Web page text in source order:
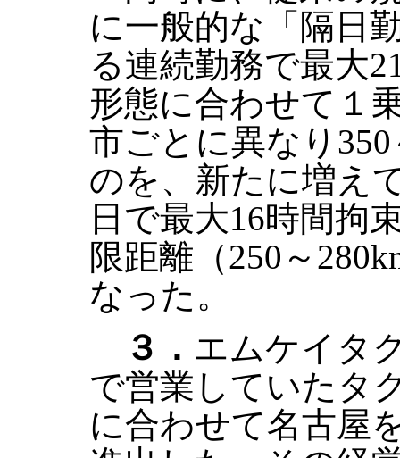
に一般的な「隔日
る連続勤務で最大
形態に合わせて１
市ごとに異なり
のを、新たに増え
日で最大16時間拘
限距離（250～
なった。
３． エムケイタ
で営業していたタ
に合わせて名古屋